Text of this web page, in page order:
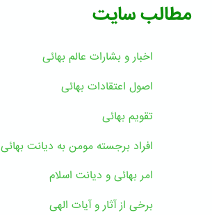
مطالب سایت
اخبار و بشارات عالم بهائى
اصول اعتقادات بهائی
تقویم بهائی
افراد برجسته مومن به دیانت بهائی
امر بهائی و دیانت اسلام
برخی از آثار و آیات الهی